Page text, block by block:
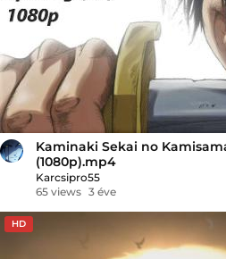
Kaminaki Sekai no
(1080p).mp4
Karcsipro55
65 views 3 éve
HD